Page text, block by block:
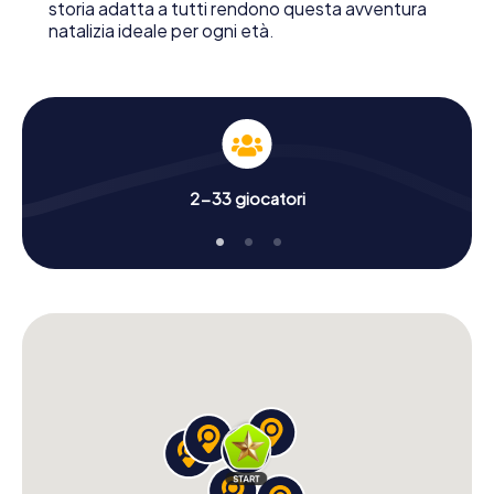
storia adatta a tutti rendono questa avventura
natalizia ideale per ogni età.
2-33 giocatori